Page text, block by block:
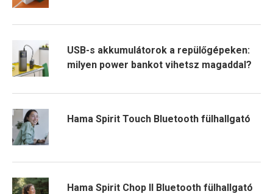
USB-s akkumulátorok a repülőgépeken:
milyen power bankot vihetsz magaddal?
Hama Spirit Touch Bluetooth fülhallgató
Hama Spirit Chop II Bluetooth fülhallgató